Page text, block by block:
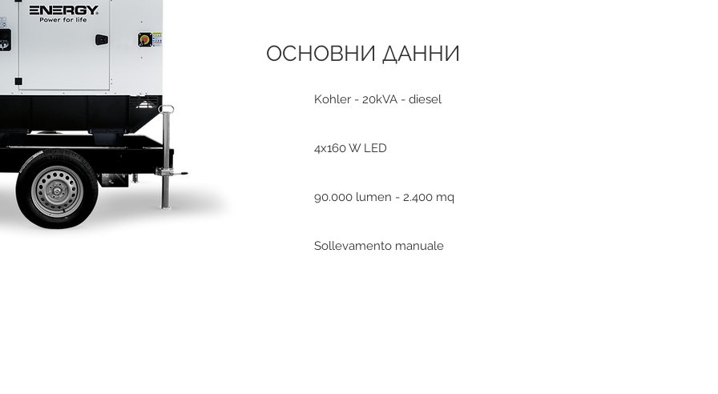
ОСНОВНИ ДАННИ
Kohler - 20kVA - diesel
4x160 W LED
90.000 lumen - 2.400 mq
Sollevamento manuale